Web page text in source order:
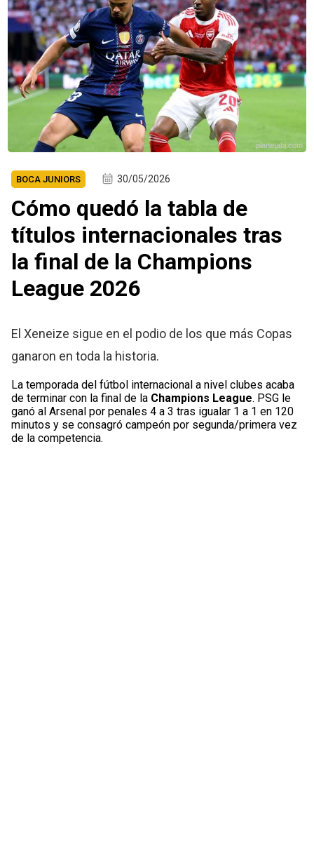
planetabj.com
BOCA JUNIORS 30/05/2026
Cómo quedó la tabla de
títulos internacionales tras
la final de la Champions
League 2026
El Xeneize sigue en el podio de los que más Copas
ganaron en toda la historia.
La temporada del fútbol internacional a nivel clubes acaba
de terminar con la final de la Champions League. PSG le
ganó al Arsenal por penales 4 a 3 tras igualar 1 a 1 en 120
minutos y se consagró campeón por segunda/primera vez
de la competencia.